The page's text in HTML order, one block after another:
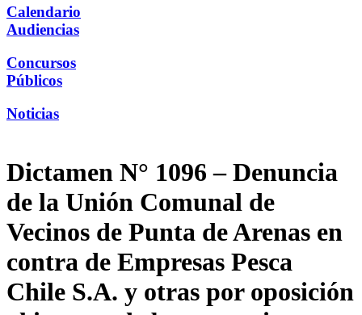
Calendario
Audiencias
Concursos
Públicos
Noticias
Dictamen N° 1096 – Denuncia
de la Unión Comunal de
Vecinos de Punta de Arenas en
contra de Empresas Pesca
Chile S.A. y otras por oposición